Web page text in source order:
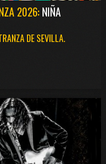
2026:NIÑA
DE SEVILLA.